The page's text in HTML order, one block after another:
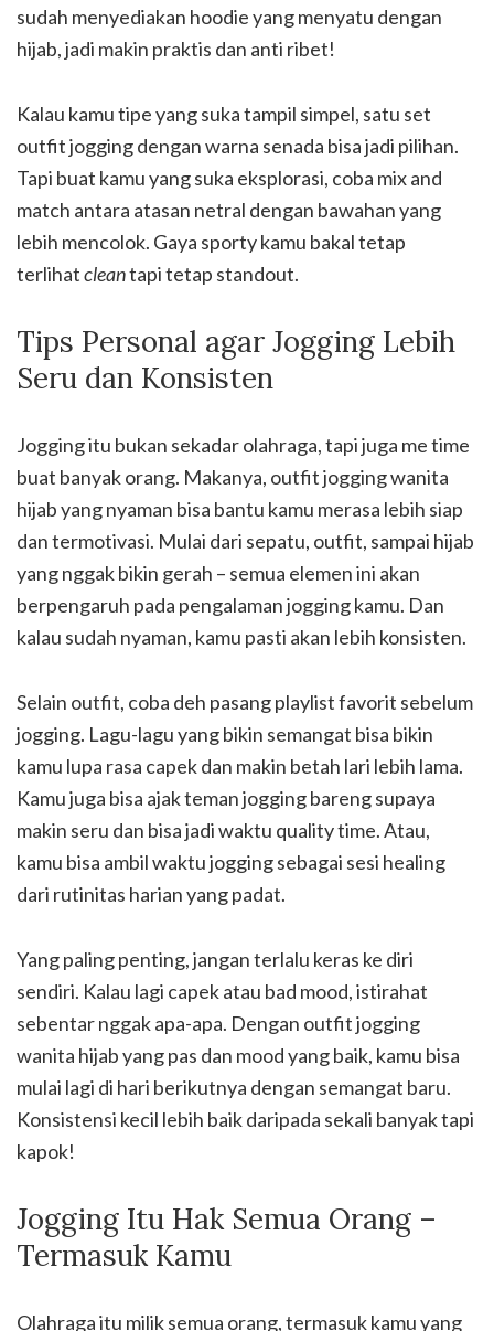
sudah menyediakan hoodie yang menyatu dengan
hijab, jadi makin praktis dan anti ribet!
Kalau kamu tipe yang suka tampil simpel, satu set
outfit jogging dengan warna senada bisa jadi pilihan.
Tapi buat kamu yang suka eksplorasi, coba mix and
match antara atasan netral dengan bawahan yang
lebih mencolok. Gaya sporty kamu bakal tetap
terlihatcleantapi tetap standout.
Tips Personal agar Jogging Lebih
Seru dan Konsisten
Jogging itu bukan sekadar olahraga, tapi juga me time
buat banyak orang. Makanya, outfit jogging wanita
hijab yang nyaman bisa bantu kamu merasa lebih siap
dan termotivasi. Mulai dari sepatu, outfit, sampai hijab
yang nggak bikin gerah – semua elemen ini akan
berpengaruh pada pengalaman jogging kamu. Dan
kalau sudah nyaman, kamu pasti akan lebih konsisten.
Selain outfit, coba deh pasang playlist favorit sebelum
jogging. Lagu-lagu yang bikin semangat bisa bikin
kamu lupa rasa capek dan makin betah lari lebih lama.
Kamu juga bisa ajak teman jogging bareng supaya
makin seru dan bisa jadi waktu quality time. Atau,
kamu bisa ambil waktu jogging sebagai sesi healing
dari rutinitas harian yang padat.
Yang paling penting, jangan terlalu keras ke diri
sendiri. Kalau lagi capek atau bad mood, istirahat
sebentar nggak apa-apa. Dengan outfit jogging
wanita hijab yang pas dan mood yang baik, kamu bisa
mulai lagi di hari berikutnya dengan semangat baru.
Konsistensi kecil lebih baik daripada sekali banyak tapi
kapok!
Jogging Itu Hak Semua Orang –
Termasuk Kamu
Olahraga itu milik semua orang, termasuk kamu yang